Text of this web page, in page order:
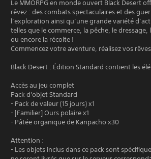
Le MMORPG en monde ouvert Black Desert
rêvez : des combats spectaculaires et des
l’exploration ainsi qu’une grande variété
telles que le commerce, la pêche, le dressage,
ou encore la récolte !
Commencez votre aventure, réalisez vos
Black Desert : Édition Standard contient les
Accès au jeu complet
Pack d'objet Standard
- Pack de valeur (15 jours) x1
- [Familier] Ours polaire x1
- Pâtée organique de Kanpacho x30
Attention :
- Les objets inclus dans ce pack sont